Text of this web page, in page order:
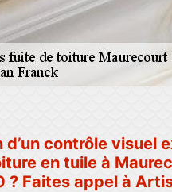
d’un contrôle visuel
en tuile à
? Faites appel à